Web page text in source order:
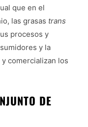
que en el
las grasas trans
procesos y
y la
comercializan los
DE